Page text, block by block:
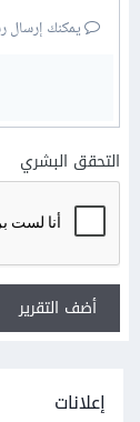
يمكنك إرسال
التحقق البشري
أضف التقرير
إعلانات